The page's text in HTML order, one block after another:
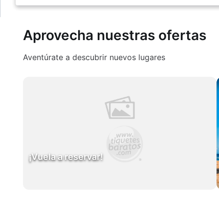
Aprovecha nuestras ofertas
Aventúrate a descubrir nuevos lugares
¡Vuela a reservar!